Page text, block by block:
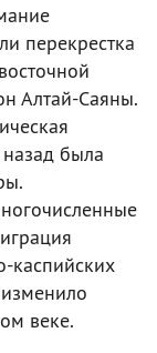
перекрестка
Алтай-Саяны.
была
каспийских
веке.